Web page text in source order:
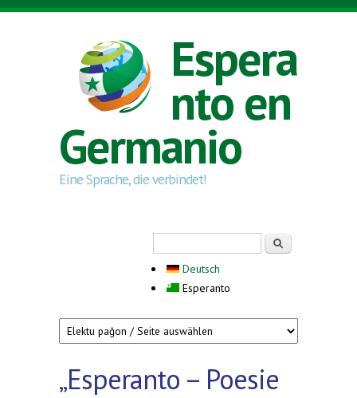
Skip to main content
Espera
nto en
Germanio
Eine Sprache, die verbindet!
Deutsch
Esperanto
„Esperanto – Poesie